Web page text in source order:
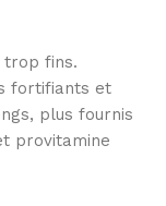
trop fins.
fortifiants et
plus fournis
provitamine